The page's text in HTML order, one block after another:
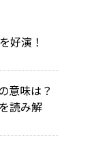
好演！
意味は？
読み解